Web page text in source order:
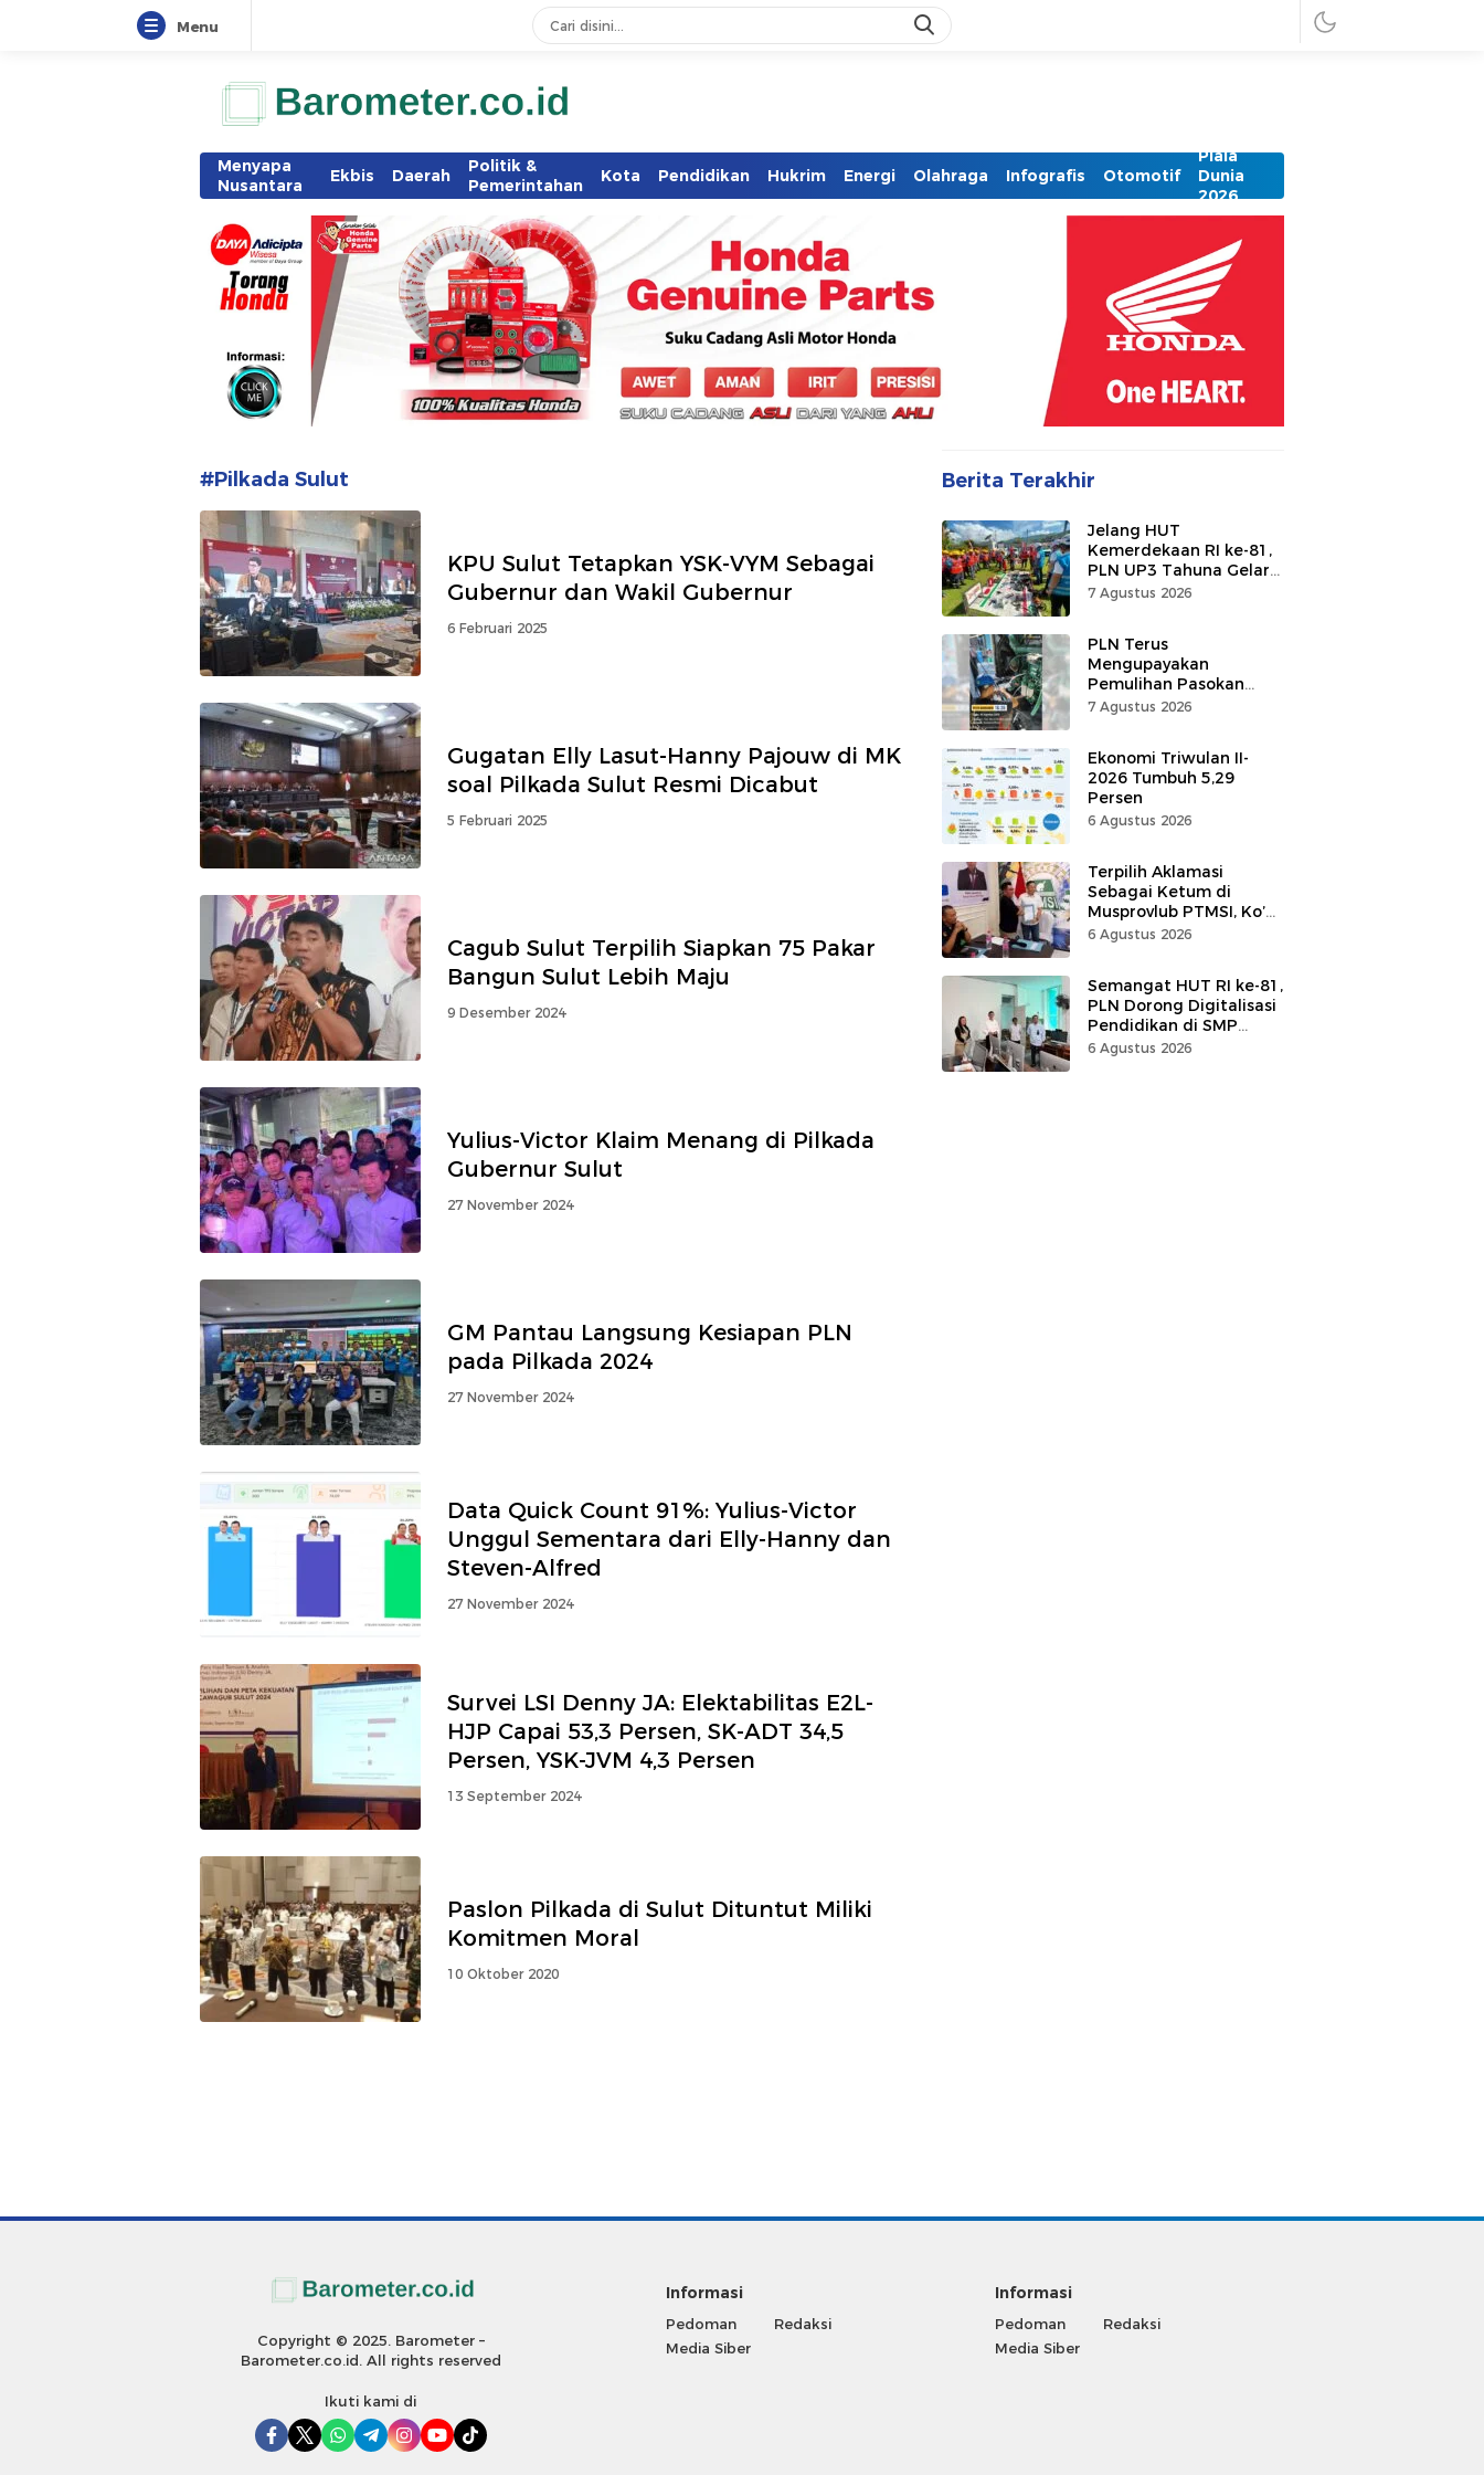
Menu
www.barometer.co.id
Berita Terkini di Sulawesi Utara
Menyapa
Nusantara
Ekbis Daerah
Politik &
Pemerintahan
Kota Pendidikan Hukrim Energi Olahraga Infografis Otomotif
Piala
Dunia
2026
#Pilkada Sulut
KPU Sulut Tetapkan YSK-VYM Sebagai
Gubernur dan Wakil Gubernur
6 Februari 2025
Gugatan Elly Lasut-Hanny Pajouw di MK
soal Pilkada Sulut Resmi Dicabut
5 Februari 2025
Cagub Sulut Terpilih Siapkan 75 Pakar
Bangun Sulut Lebih Maju
9 Desember 2024
Yulius-Victor Klaim Menang di Pilkada
Gubernur Sulut
27 November 2024
GM Pantau Langsung Kesiapan PLN
pada Pilkada 2024
27 November 2024
Data Quick Count 91%: Yulius-Victor
Unggul Sementara dari Elly-Hanny dan
Steven-Alfred
27 November 2024
Survei LSI Denny JA: Elektabilitas E2L-
HJP Capai 53,3 Persen, SK-ADT 34,5
Persen, YSK-JVM 4,3 Persen
13 September 2024
Paslon Pilkada di Sulut Dituntut Miliki
Komitmen Moral
10 Oktober 2020
Berita Terakhir
Jelang HUT
Kemerdekaan RI ke-81,
PLN UP3 Tahuna Gelar
Apel dan Inspeksi
7 Agustus 2026
PLN Terus
Mengupayakan
Pemulihan Pasokan
Listrik di Pulau Bunaken
7 Agustus 2026
Ekonomi Triwulan II-
2026 Tumbuh 5,29
Persen
6 Agustus 2026
Terpilih Aklamasi
Sebagai Ketum di
Musprovlub PTMSI, Ko’
Alfrets Rumawas Siap
6 Agustus 2026
Semangat HUT RI ke-81,
PLN Dorong Digitalisasi
Pendidikan di SMP
Negeri 1 Palu Lewat
6 Agustus 2026
Copyright © 2025. Barometer –
Barometer.co.id. All rights reserved
Ikuti kami di
Informasi
Pedoman
Media Siber
Redaksi
Informasi
Pedoman
Media Siber
Redaksi